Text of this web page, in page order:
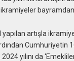
yapılan artışla
Cumhuriyetin
2024 yılını da